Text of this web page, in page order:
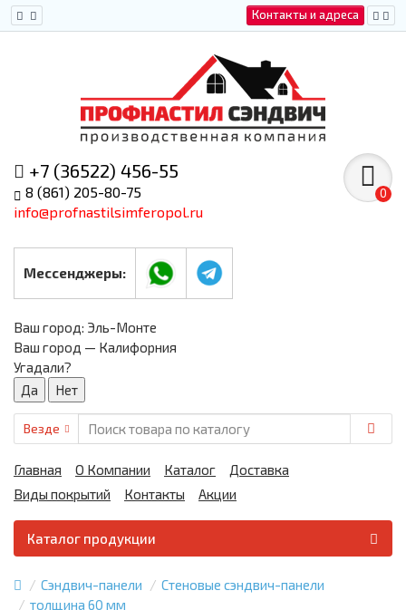
Контакты и адреса
+7 (36522) 456-55
8 (861) 205-80-75
info@profnastilsimferopol.ru
Мессенджеры:
0
Ваш город: Эль-Монте
Ваш город — Калифорния
Угадали?
Везде
Главная О Компании Каталог
Доставка
Виды покрытий
Контакты Акции
Каталог продукции
Сэндвич-панели
Стеновые сэндвич-панели
толщина 60 мм